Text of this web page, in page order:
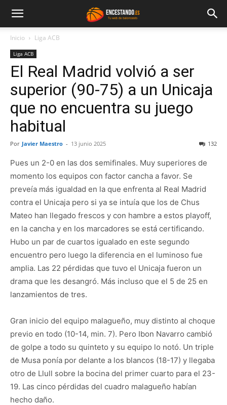
Inicio Liga ACB
Liga ACB
El Real Madrid volvió a ser
superior (90-75) a un Unicaja
que no encuentra su juego
habitual
Por Javier Maestro - 13 junio 2025 132
Pues un 2-0 en las dos semifinales. Muy superiores de
momento los equipos con factor cancha a favor. Se
preveía más igualdad en la que enfrenta al Real Madrid
contra el Unicaja pero si ya se intuía que los de Chus
Mateo han llegado frescos y con hambre a estos playoff,
en la cancha y en los marcadores se está certificando.
Hubo un par de cuartos igualado en este segundo
encuentro pero luego la diferencia en el luminoso fue
amplia. Las 22 pérdidas que tuvo el Unicaja fueron un
drama que les desangró. Más incluso que el 5 de 25 en
lanzamientos de tres.
Gran inicio del equipo malagueño, muy distinto al choque
previo en todo (10-14, min. 7). Pero Ibon Navarro cambió
de golpe a todo su quinteto y su equipo lo notó. Un triple
de Musa ponía por delante a los blancos (18-17) y llegaba
otro de Llull sobre la bocina del primer cuarto para el 23-
19. Las cinco pérdidas del cuadro malagueño habían
hecho daño.